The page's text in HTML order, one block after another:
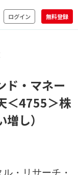
ログイン 無料登録
ド・マネー
＜4755＞株
し）
・リサーチ・